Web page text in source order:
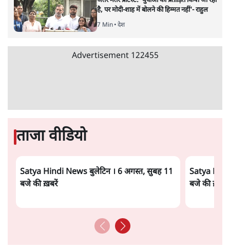
है, पर मोदी-शाह में बोलने की हिम्मत नहीं'- राहुल
7 Min• देश
Advertisement 122455
ताजा वीडियो
Satya Hindi News बुलेटिन । 6 अगस्त, सुबह 11
बजे की ख़बरें
Satya
बजे की ख़बरें